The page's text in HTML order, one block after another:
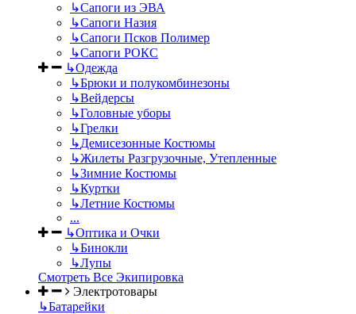
↳Сапоги из ЭВА
↳Сапоги Назия
↳Сапоги Псков Полимер
↳Сапоги РОКС
↳Одежда
↳Брюки и полукомбинезоны
↳Вейдерсы
↳Головные уборы
↳Грелки
↳Демисезонные Костюмы
↳Жилеты Разгрузочные, Утепленные
↳Зимние Костюмы
↳Куртки
↳Летние Костюмы
...
↳Оптика и Очки
↳Бинокли
↳Лупы
Смотреть Все Экипировка
Электротовары
↳Батарейки